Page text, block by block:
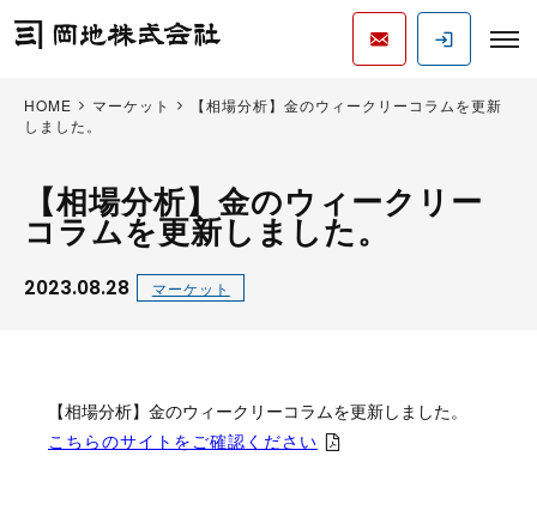
HOME マーケット
【相場分析】金のウィークリーコラムを更新
しました。
【相場分析】金のウィークリー
コラムを更新しました。
2023.08.28 マーケット
【相場分析】金のウィークリーコラムを更新しました。
こちらのサイトをご確認ください